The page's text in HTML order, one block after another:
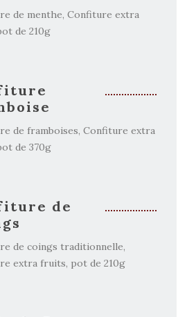
de menthe, Confiture extra
de 210g
de framboises, Confiture extra
de 370g
de
de coings traditionnelle,
extra fruits, pot de 210g